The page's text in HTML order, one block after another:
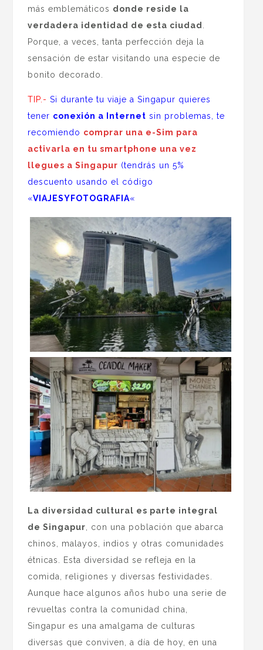
más emblemáticos donde reside la
verdadera identidad de esta ciudad .
Porque, a veces, tanta perfección deja la
sensación de estar visitando una especie de
bonito decorado.
TIP.- Si durante tu viaje a Singapur quieres
tener conexión a Internet sin problemas, te
recomiendo comprar una e-Sim para
activarla en tu smartphone una vez
llegues a Singapur (tendrás un 5%
descuento usando el código
«VIAJESYFOTOGRAFIA«
La diversidad cultural es parte integral
de Singapur , con una población que abarca
chinos, malayos, indios y otras comunidades
étnicas. Esta diversidad se refleja en la
comida, religiones y diversas festividades.
Aunque hace algunos años hubo una serie de
revueltas contra la comunidad china,
Singapur es una amalgama de culturas
diversas que conviven, a día de hoy, en una